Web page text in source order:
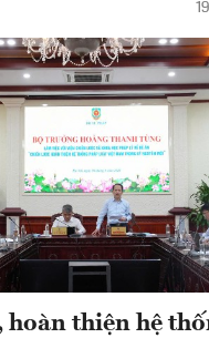
hoàn thiện hệ